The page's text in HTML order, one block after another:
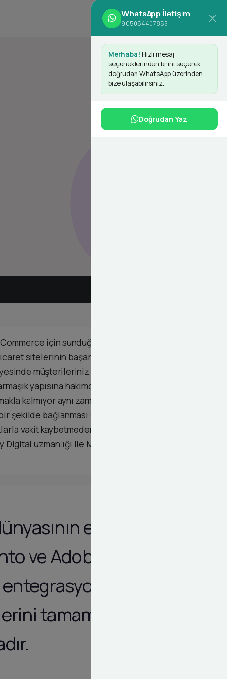
Giriş Yap Kayıt Ol
d
için sunduğumuz WeePay entegrasyon
sitelerinin başarısı kullanıcıların ödeme
müşterileriniz kart bilgilerini güvenle
yapısına hakimdir ve entegrasyon sürecini
kalmıyor aynı zamanda entegrasyonun sürekli
şekilde bağlanması satışların iptal edilme
vakit kaybetmeden doğrudan satış odaklı
uzmanlığı ile Magento ve Adobe Commerce
en
ve Adobe
tamamen
WhatsApp İletişim
905054407855
Merhaba! Hızlı mesaj
seçeneklerinden birini seçerek
doğrudan WhatsApp üzerinden
bize ulaşabilirsiniz.
Doğrudan Yaz